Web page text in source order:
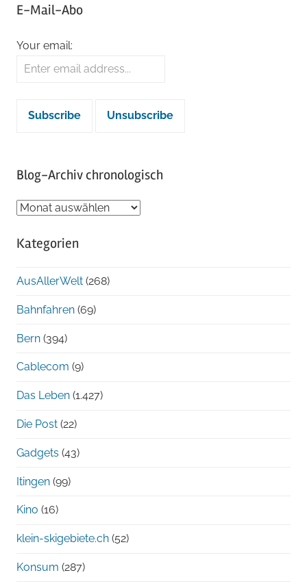
E-Mail-Abo
Your email:
Blog-Archiv chronologisch
Blog-
chronologisch
Kategorien
AusAllerWelt (268)
Bahnfahren (69)
Bern (394)
Cablecom (9)
Das Leben (1.427)
Die Post (22)
Gadgets (43)
Itingen (99)
Kino (16)
klein-skigebiete.ch (52)
Konsum (287)